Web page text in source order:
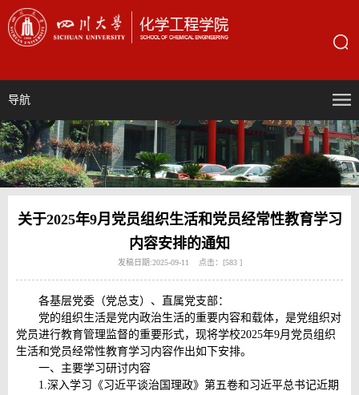
导航
关于2025年9月党员组织生活和党员经常性教育学习
内容安排的通知
发稿日期:2025-09-11 点击：[583 ]
各基层党委（党总支）、直属党支部：
党的组织生活是党内政治生活的重要内容和载体，是党组织对
党员进行教育管理监督的重要形式，现将学校2025年9月党员组织
生活和党员经常性教育学习内容作出如下安排。
一、主要学习研讨内容
1.深入学习《习近平谈治国理政》第五卷和习近平总书记近期